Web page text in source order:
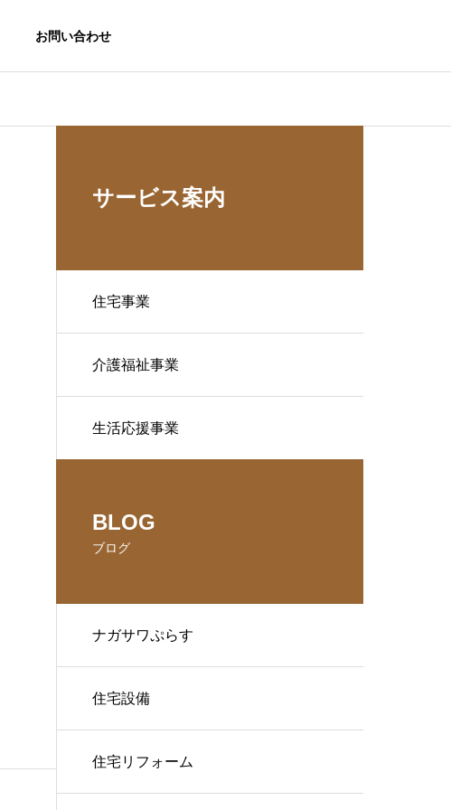
お問い合わせ
サービス案内
住宅事業
介護福祉事業
生活応援事業
BLOG
ブログ
ナガサワぷらす
住宅設備
住宅リフォーム